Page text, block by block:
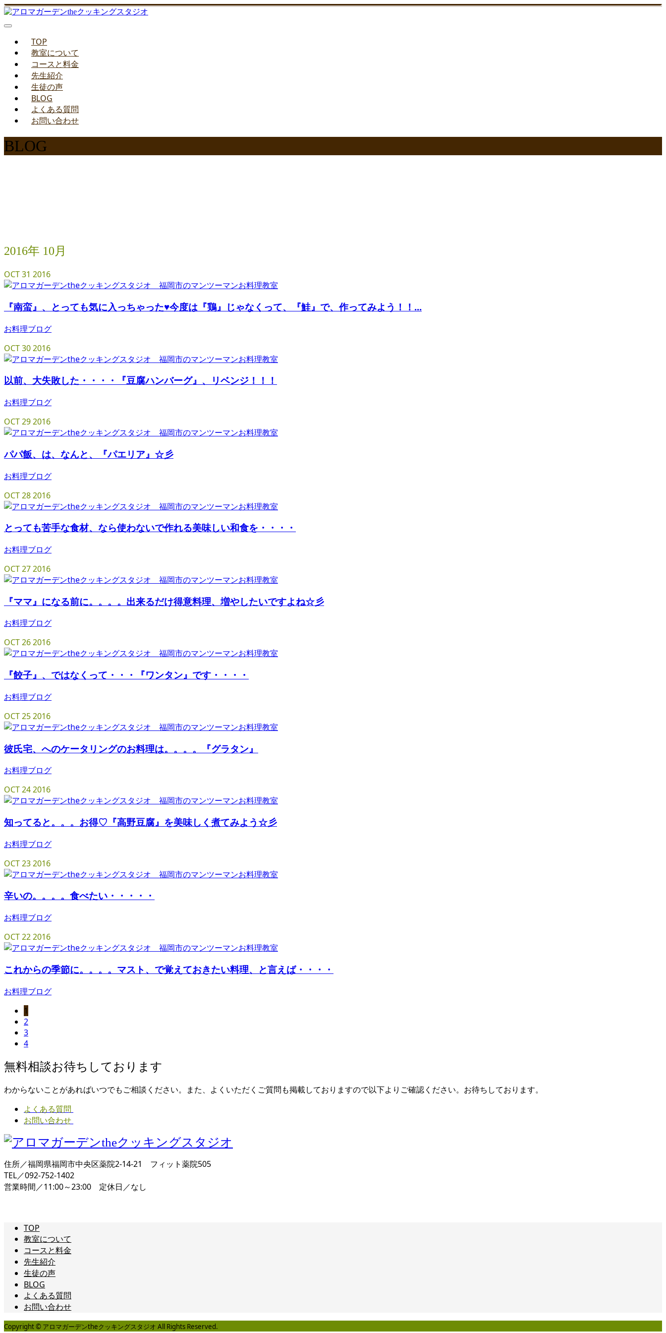
TOP
教室について
コースと料金
先生紹介
生徒の声
BLOG
よくある質問
お問い合わせ
BLOG
2016年 10月
OCT31 2016
『南蛮』、とっても気に入っちゃった♥今度は『鶏』じゃなくって、『鮭』で、作ってみよう！！...
お料理ブログ
OCT302016
以前、大失敗した・・・・『豆腐ハンバーグ』、リベンジ！！！
お料理ブログ
OCT292016
パパ飯、は、なんと、『パエリア』☆彡
お料理ブログ
OCT282016
とっても苦手な食材、なら使わないで作れる美味しい和食を・・・・
お料理ブログ
OCT272016
『ママ』になる前に。。。。出来るだけ得意料理、増やしたいですよね☆彡
お料理ブログ
OCT262016
『餃子』、ではなくって・・・『ワンタン』です・・・・
お料理ブログ
OCT252016
彼氏宅、へのケータリングのお料理は。。。。『グラタン』
お料理ブログ
OCT242016
知ってると。。。お得♡『高野豆腐』を美味しく煮てみよう☆彡
お料理ブログ
OCT232016
辛いの。。。。食べたい・・・・・
お料理ブログ
OCT222016
これからの季節に。。。。マスト、で覚えておきたい料理、と言えば・・・・
お料理ブログ
1
2
3
4
無料相談お待ちしております
わからないことがあればいつでもご相談ください。また、よくいただくご質問も掲載しておりますので以下よりご確認ください。お待ちしております。
よくある質問
お問い合わせ
住所／福岡県福岡市中央区薬院2-14-21 フィット薬院505
TEL／092-752-1402
営業時間／11:00～23:00 定休日／なし
TOP
教室について
コースと料金
先生紹介
生徒の声
BLOG
よくある質問
お問い合わせ
Copyright © アロマガーデンtheクッキングスタジオ All Rights Reserved.